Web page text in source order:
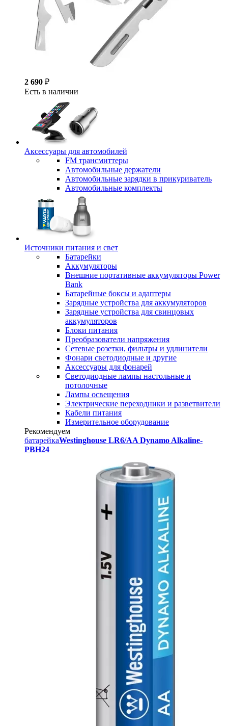
2 690 ₽
Есть в наличии
Аксессуары для автомобилей
FM трансмиттеры
Автомобильные держатели
Автомобильные зарядки в прикуриватель
Автомобильные комплекты
Источники питания и свет
Батарейки
Аккумуляторы
Внешние портативные аккумуляторы Power
Bank
Батарейные боксы и адаптеры
Зарядные устройства для аккумуляторов
Зарядные устройства для свинцовых
аккумуляторов
Блоки питания
Преобразователи напряжения
Сетевые розетки, фильтры и удлинители
Фонари светодиодные и другие
Аксессуары для фонарей
Светодиодные лампы настольные и
потолочные
Лампы освещения
Электрические переходники и разветвители
Кабели питания
Измерительное оборудование
Рекомендуем
батарейкаWestinghouse LR6/AA Dynamo Alkaline-
PBH24